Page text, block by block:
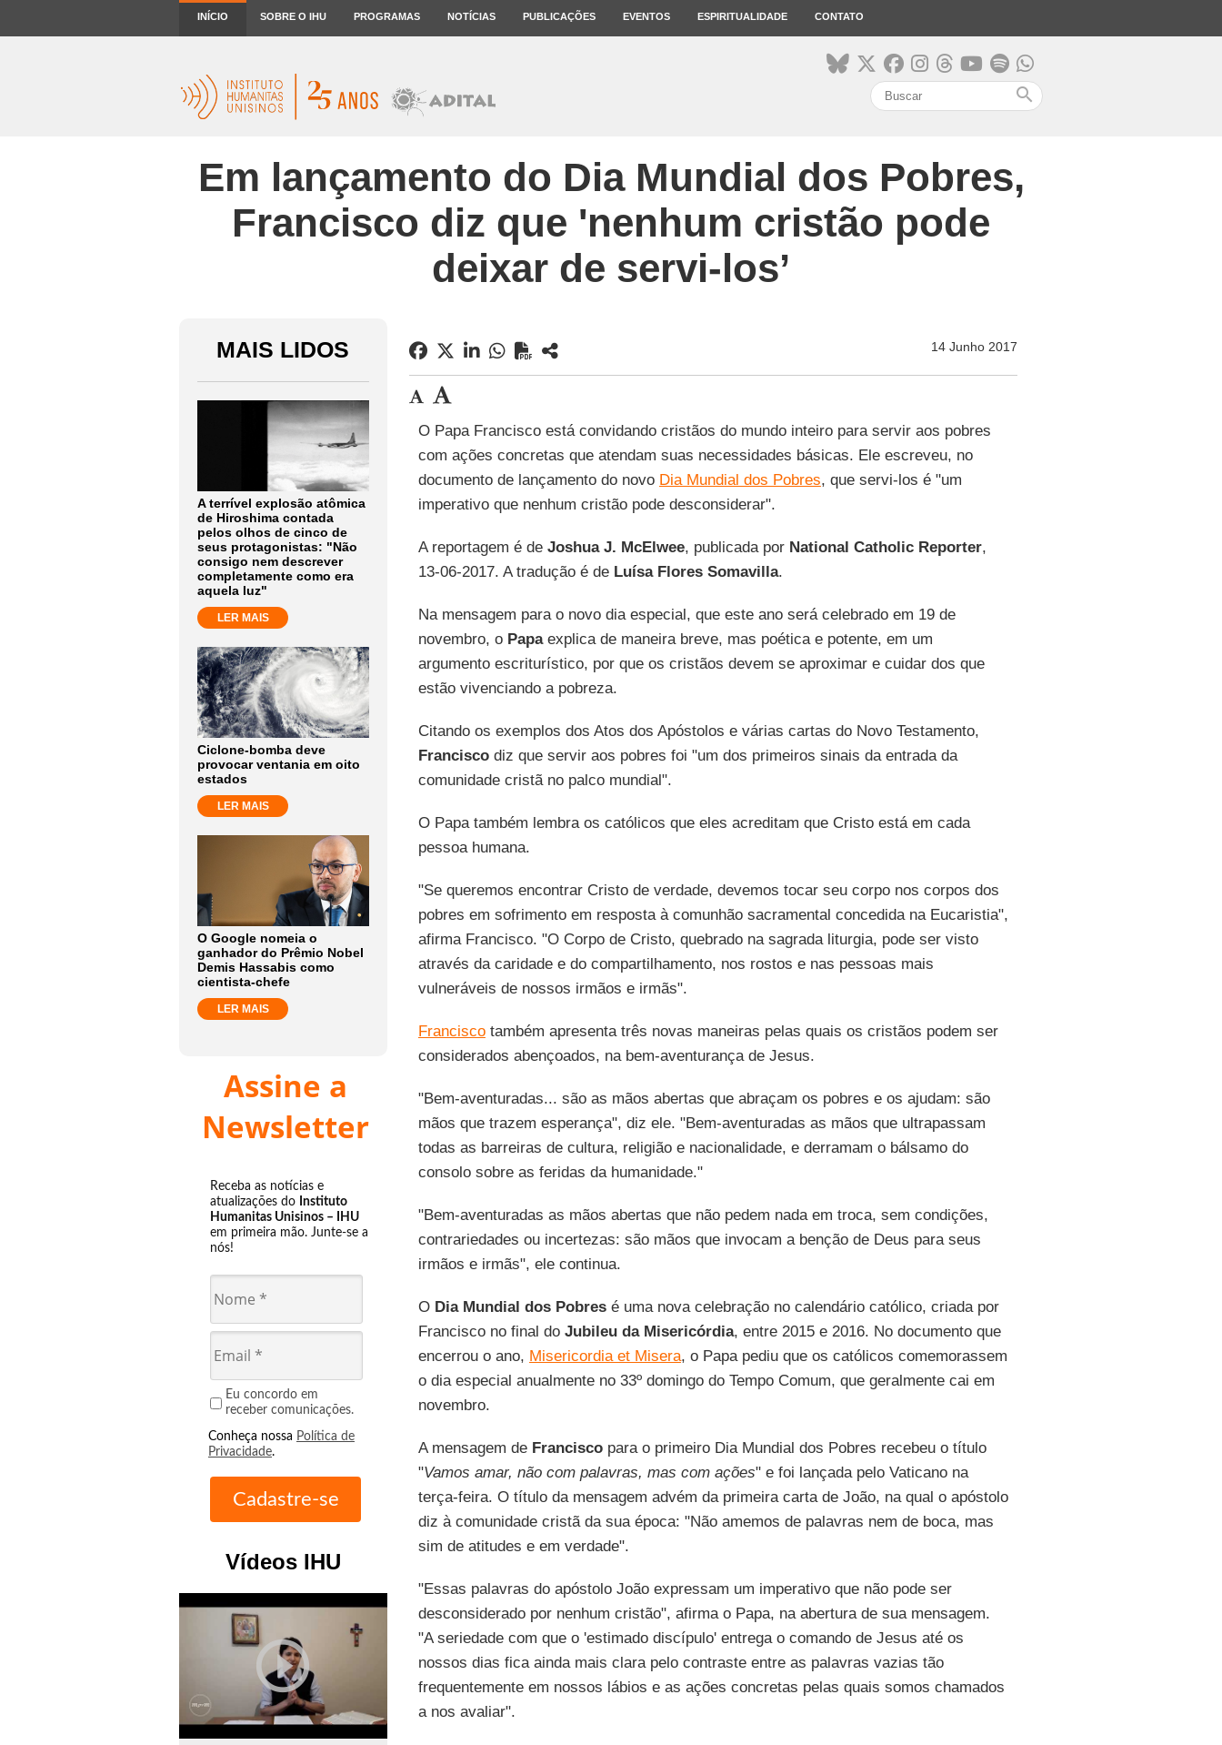
INÍCIO SOBRE O IHU PROGRAMAS NOTÍCIAS PUBLICAÇÕES EVENTOS ESPIRITUALIDADE CONTATO
search
Em lançamento do Dia Mundial dos Pobres,
Francisco diz que 'nenhum cristão pode
deixar de servi-los’
MAIS LIDOS
A terrível explosão atômica
de Hiroshima contada
pelos olhos de cinco de
seus protagonistas: "Não
consigo nem descrever
completamente como era
aquela luz"
LER MAIS
Ciclone-bomba deve
provocar ventania em oito
estados
LER MAIS
O Google nomeia o
ganhador do Prêmio Nobel
Demis Hassabis como
cientista-chefe
LER MAIS
Assine a
Newsletter
Receba as notícias e
atualizações do Instituto
Humanitas Unisinos – IHU
em primeira mão. Junte-se a
nós!
Eu concordo em
receber comunicações.
Conheça nossa Política de
Privacidade.
Vídeos IHU
play_circle_outline
14 Junho 2017
O Papa Francisco está convidando cristãos do mundo inteiro para servir aos pobres
com ações concretas que atendam suas necessidades básicas. Ele escreveu, no
documento de lançamento do novo Dia Mundial dos Pobres, que servi-los é "um
imperativo que nenhum cristão pode desconsiderar".
A reportagem é deJoshua J. McElwee, publicada por National Catholic Reporter,
13-06-2017. A tradução é deLuísa Flores Somavilla.
Na mensagem para o novo dia especial, que este ano será celebrado em 19 de
novembro, o Papaexplica de maneira breve, mas poética e potente, em um
argumento escriturístico, por que os cristãos devem se aproximar e cuidar dos que
estão vivenciando a pobreza.
Citando os exemplos dos Atos dos Apóstolos e várias cartas do Novo Testamento,
Franciscodiz que servir aos pobres foi "um dos primeiros sinais da entrada da
comunidade cristã no palco mundial".
O Papa também lembra os católicos que eles acreditam que Cristo está em cada
pessoa humana.
"Se queremos encontrar Cristo de verdade, devemos tocar seu corpo nos corpos dos
pobres em sofrimento em resposta à comunhão sacramental concedida na Eucaristia",
afirma Francisco. "O Corpo de Cristo, quebrado na sagrada liturgia, pode ser visto
através da caridade e do compartilhamento, nos rostos e nas pessoas mais
vulneráveis de nossos irmãos e irmãs".
Franciscotambém apresenta três novas maneiras pelas quais os cristãos podem ser
considerados abençoados, na bem-aventurança de Jesus.
"Bem-aventuradas... são as mãos abertas que abraçam os pobres e os ajudam: são
mãos que trazem esperança", diz ele. "Bem-aventuradas as mãos que ultrapassam
todas as barreiras de cultura, religião e nacionalidade, e derramam o bálsamo do
consolo sobre as feridas da humanidade."
"Bem-aventuradas as mãos abertas que não pedem nada em troca, sem condições,
contrariedades ou incertezas: são mãos que invocam a benção de Deus para seus
irmãos e irmãs", ele continua.
O Dia Mundial dos Pobresé uma nova celebração no calendário católico, criada por
Francisco no final do Jubileu da Misericórdia, entre 2015 e 2016. No documento que
encerrou o ano, Misericordia et Misera, o Papa pediu que os católicos comemorassem
o dia especial anualmente no 33º domingo do Tempo Comum, que geralmente cai em
novembro.
A mensagem de Franciscopara o primeiro Dia Mundial dos Pobres recebeu o título
"Vamos amar, não com palavras, mas com ações" e foi lançada pelo Vaticano na
terça-feira. O título da mensagem advém da primeira carta de João, na qual o apóstolo
diz à comunidade cristã da sua época: "Não amemos de palavras nem de boca, mas
sim de atitudes e em verdade".
"Essas palavras do apóstolo João expressam um imperativo que não pode ser
desconsiderado por nenhum cristão", afirma o Papa, na abertura de sua mensagem.
"A seriedade com que o 'estimado discípulo' entrega o comando de Jesus até os
nossos dias fica ainda mais clara pelo contraste entre as palavras vazias tão
frequentemente em nossos lábios e as ações concretas pelas quais somos chamados
a nos avaliar".